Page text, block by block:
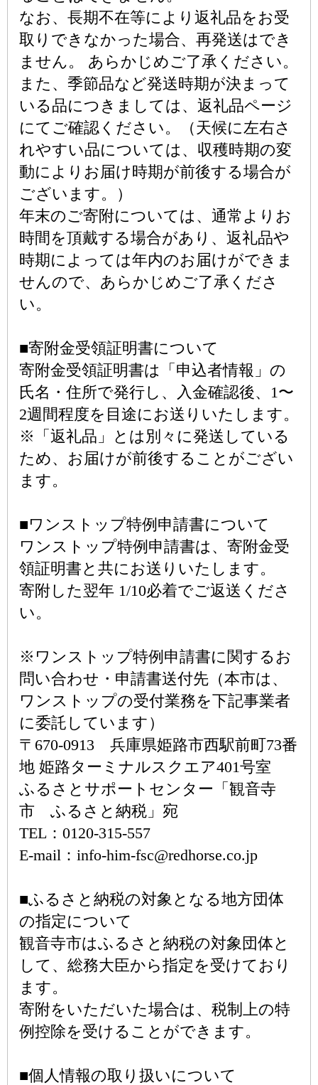
なお、長期不在等により返礼品をお受
取りできなかった場合、再発送はでき
ません。 あらかじめご了承ください。
また、季節品など発送時期が決まって
いる品につきましては、返礼品ページ
にてご確認ください。（天候に左右さ
れやすい品については、収穫時期の変
動によりお届け時期が前後する場合が
ございます。）
年末のご寄附については、通常よりお
時間を頂戴する場合があり、返礼品や
時期によっては年内のお届けができま
せんので、あらかじめご了承くださ
い。
■寄附金受領証明書について
寄附金受領証明書は「申込者情報」の
氏名・住所で発行し、入金確認後、1〜
2週間程度を目途にお送りいたします。
※「返礼品」とは別々に発送している
ため、お届けが前後することがござい
ます。
■ワンストップ特例申請書について
ワンストップ特例申請書は、寄附金受
領証明書と共にお送りいたします。
寄附した翌年 1/10必着でご返送くださ
い。
※ワンストップ特例申請書に関するお
問い合わせ・申請書送付先（本市は、
ワンストップの受付業務を下記事業者
に委託しています）
〒670-0913 兵庫県姫路市西駅前町73番
地 姫路ターミナルスクエア401号室
ふるさとサポートセンター「観音寺
市 ふるさと納税」宛
TEL：0120-315-557
E-mail：info-him-fsc@redhorse.co.jp
■ふるさと納税の対象となる地方団体
の指定について
観音寺市はふるさと納税の対象団体と
して、総務大臣から指定を受けており
ます。
寄附をいただいた場合は、税制上の特
例控除を受けることができます。
■個人情報の取り扱いについて